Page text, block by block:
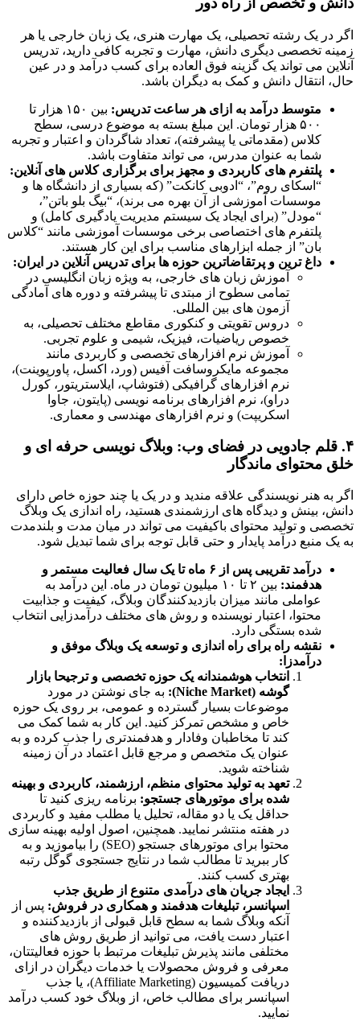
اگر در یک رشته تحصیلی، یک مهارت هنری، یک زبان خارجی یا هر
زمینه تخصصی دیگری دانش، مهارت و تجربه کافی دارید، تدریس
آنلاین می تواند یک گزینه فوق العاده برای کسب درآمد و در عین
حال، انتقال دانش و کمک به دیگران باشد.
متوسط درآمد به ازای هر ساعت تدریس:
بین ۱۵۰ هزار تا
۵۰۰ هزار تومان. این مبلغ بسته به موضوع درسی، سطح
کلاس (مقدماتی یا پیشرفته)، تعداد شاگردان و اعتبار و تجربه
شما به عنوان مدرس، می تواند متفاوت باشد.
پلتفرم های کاربردی و مجهز برای برگزاری کلاس های آنلاین:
“اسکای روم”، “ادوبی کانکت” (که بسیاری از دانشگاه ها و
موسسات آموزشی از آن بهره می برند)، “بیگ بلو باتن”،
“مودل” (برای ایجاد یک سیستم مدیریت یادگیری کامل) و
پلتفرم های اختصاصی برخی موسسات آموزشی مانند “کلاس
بان” از جمله ابزارهای مناسب برای این کار هستند.
داغ ترین و پرتقاضاترین حوزه ها برای تدریس آنلاین در ایران:
آموزش زبان های خارجی، به ویژه زبان انگلیسی در
تمامی سطوح از مبتدی تا پیشرفته و دوره های آمادگی
آزمون های بین المللی.
دروس تقویتی و کنکوری مقاطع مختلف تحصیلی، به
خصوص ریاضیات، فیزیک، شیمی و علوم تجربی.
آموزش نرم افزارهای تخصصی و کاربردی مانند
مجموعه مایکروسافت آفیس (ورد، اکسل، پاورپوینت)،
نرم افزارهای گرافیکی (فتوشاپ، ایلاستریتور، کورل
دراو)، نرم افزارهای برنامه نویسی (پایتون، جاوا
اسکریپت) و نرم افزارهای مهندسی و معماری.
۴. قلم جادویی در فضای وب: وبلاگ نویسی حرفه ای و
خلق محتوای ماندگار
اگر به هنر نویسندگی علاقه مندید و در یک یا چند حوزه خاص دارای
دانش، بینش و دیدگاه های ارزشمندی هستید، راه اندازی یک وبلاگ
تخصصی و تولید محتوای باکیفیت می تواند در میان مدت و بلندمدت
به یک منبع درآمد پایدار و حتی قابل توجه برای شما تبدیل شود.
درآمد تقریبی پس از ۶ ماه تا یک سال فعالیت مستمر و
هدفمند:
بین ۲ تا ۱۰ میلیون تومان در ماه. این درآمد به
عواملی مانند میزان بازدیدکنندگان وبلاگ، کیفیت و جذابیت
محتوا، اعتبار نویسنده و روش های مختلف درآمدزایی انتخاب
شده بستگی دارد.
نقشه راه برای راه اندازی و توسعه یک وبلاگ موفق و
درآمدزا:
انتخاب هوشمندانه یک حوزه تخصصی و ترجیحا بازار
گوشه (Niche Market):
به جای نوشتن در مورد
موضوعات بسیار گسترده و عمومی، بر روی یک حوزه
خاص و مشخص تمرکز کنید. این کار به شما کمک می
کند تا مخاطبان وفادار و هدفمندتری را جذب کرده و به
عنوان یک متخصص و مرجع قابل اعتماد در آن زمینه
شناخته شوید.
تعهد به تولید محتوای منظم، ارزشمند، کاربردی و بهینه
شده برای موتورهای جستجو: برنامه ریزی کنید تا
حداقل یک یا دو مقاله، تحلیل یا مطلب مفید و کاربردی
در هفته منتشر نمایید. همچنین، اصول اولیه بهینه سازی
محتوا برای موتورهای جستجو (SEO) را بیاموزید و به
کار ببرید تا مطالب شما در نتایج جستجوی گوگل رتبه
بهتری کسب کنند.
ایجاد جریان های درآمدی متنوع از طریق جذب
اسپانسر، تبلیغات هدفمند و همکاری در فروش: پس از
آنکه وبلاگ شما به سطح قابل قبولی از بازدیدکننده و
اعتبار دست یافت، می توانید از طریق روش های
مختلفی مانند پذیرش تبلیغات مرتبط با حوزه فعالیتتان،
معرفی و فروش محصولات یا خدمات دیگران در ازای
دریافت کمیسیون (Affiliate Marketing)، یا جذب
اسپانسر برای مطالب خاص، از وبلاگ خود کسب درآمد
نمایید.